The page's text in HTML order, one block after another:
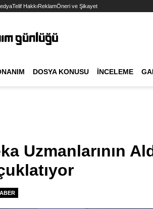
Telif HakkıReklamÖneri ve Şikayet
DOSYA KONUSU İNCELEME
Uzmanlarının